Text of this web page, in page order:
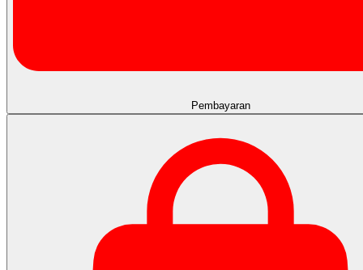
Pembayaran